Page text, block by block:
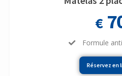
€
Formule
Réservez en